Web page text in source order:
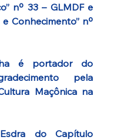
nº 33 – GLMDF e
Conhecimento” nº
é portador do
pela
Maçônica na
do Capítulo